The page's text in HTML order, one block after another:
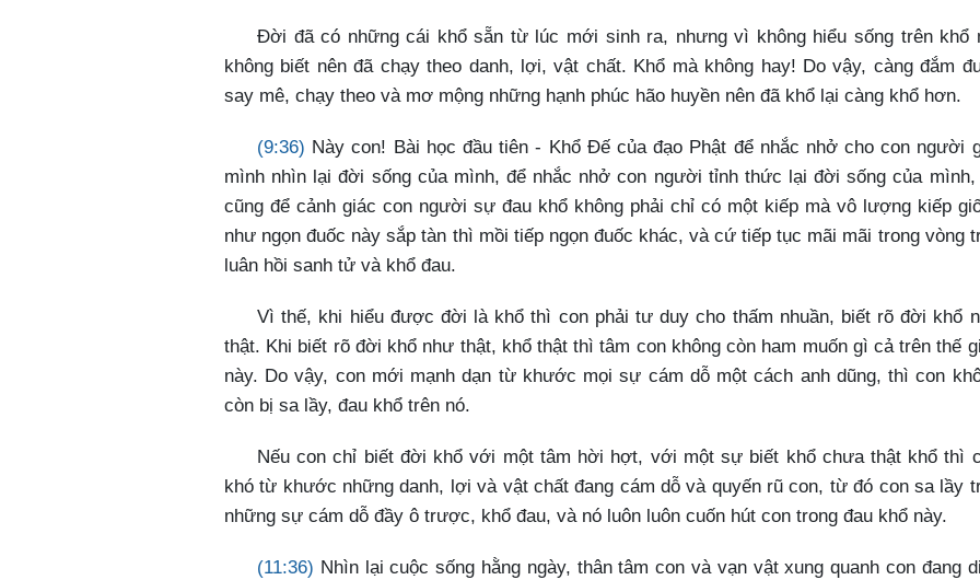
Đời đã có những cái khổ sẵn từ lúc mới sinh ra, nhưng vì không hiểu sống trên khổ
không biết nên đã chạy theo danh, lợi, vật chất. Khổ mà không hay! Do vậy, càng đắm
say mê, chạy theo và mơ mộng những hạnh phúc hão huyền nên đã khổ lại càng khổ hơn.
(9:36) Này con! Bài học đầu tiên - Khổ Đế của đạo Phật để nhắc nhở cho con người
mình nhìn lại đời sống của mình, để nhắc nhở con người tỉnh thức lại đời sống của mình,
cũng để cảnh giác con người sự đau khổ không phải chỉ có một kiếp mà vô lượng kiếp
như ngọn đuốc này sắp tàn thì mồi tiếp ngọn đuốc khác, và cứ tiếp tục mãi mãi trong vòng
luân hồi sanh tử và khổ đau.
Vì thế, khi hiểu được đời là khổ thì con phải tư duy cho thấm nhuần, biết rõ đời khổ
thật. Khi biết rõ đời khổ như thật, khổ thật thì tâm con không còn ham muốn gì cả trên thế
này. Do vậy, con mới mạnh dạn từ khước mọi sự cám dỗ một cách anh dũng, thì con
còn bị sa lầy, đau khổ trên nó.
Nếu con chỉ biết đời khổ với một tâm hời hợt, với một sự biết khổ chưa thật khổ thì
khó từ khước những danh, lợi và vật chất đang cám dỗ và quyến rũ con, từ đó con sa lầy
những sự cám dỗ đầy ô trược, khổ đau, và nó luôn luôn cuốn hút con trong đau khổ này.
(11:36) Nhìn lại cuộc sống hằng ngày, thân tâm con và vạn vật xung quanh con đang